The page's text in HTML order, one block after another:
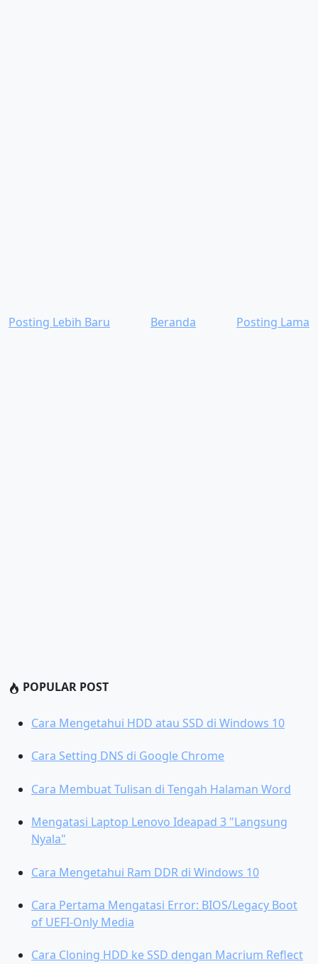
Posting Lebih Baru Posting Lama
Beranda
POPULAR POST
Cara Mengetahui HDD atau SSD di Windows 10
Cara Setting DNS di Google Chrome
Cara Membuat Tulisan di Tengah Halaman Word
Mengatasi Laptop Lenovo Ideapad 3 "Langsung
Nyala"
Cara Mengetahui Ram DDR di Windows 10
Cara Pertama Mengatasi Error: BIOS/Legacy Boot
of UEFI-Only Media
Cara Cloning HDD ke SSD dengan Macrium Reflect